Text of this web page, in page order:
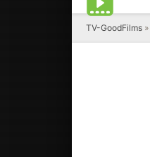
TV-GoodFilms »